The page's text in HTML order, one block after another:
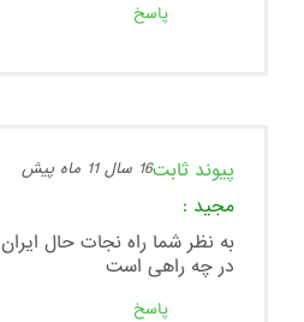
پاسخ
پیوند ثابت16 سال 11 ماه پیش
مجید :
به نظر شما راه نجات حال ایران
در چه راهی است
پاسخ